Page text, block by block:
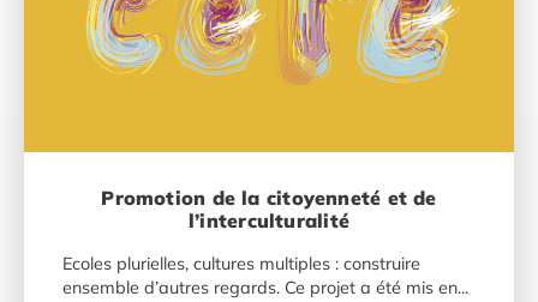
Promotion de la citoyenneté et de
l’interculturalité
Ecoles plurielles, cultures multiples : construire
ensemble d’autres regards. Ce projet a été mis en...